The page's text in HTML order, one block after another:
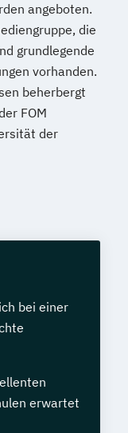
angeboten.
die
grundlegende
vorhanden.
beherbergt
FOM
der
bei einer
erwartet